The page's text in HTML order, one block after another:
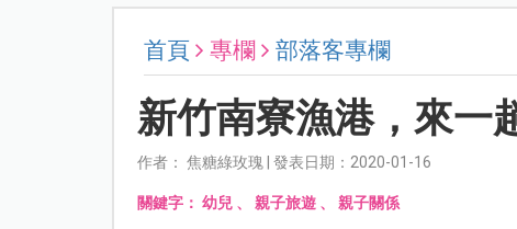
首頁 專欄 部落客專欄
新竹南寮漁港，來一
作者： 焦糖綠玫瑰 | 發表日期：2020-01-16
關鍵字： 幼兒、 親子旅遊、 親子關係